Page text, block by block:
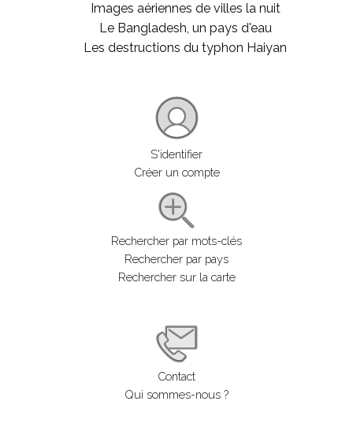
Images aériennes de villes la nuit
Le Bangladesh, un pays d'eau
Les destructions du typhon Haiyan
S'identifier
Créer un compte
Rechercher par mots-clés
Rechercher par pays
Rechercher sur la carte
Contact
Qui sommes-nous ?